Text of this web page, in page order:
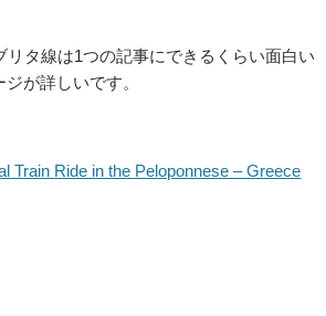
リタ線は1つの記事にできるくらい面白い
が詳しいです。
Train Ride in the Peloponnese – Greece